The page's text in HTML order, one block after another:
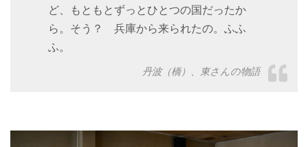
ど、もともとずっとひとつの国だったか
ら。そう？ 兵庫から来られたの。ふふ
ふ。
丹波（橋）、東さんの物語